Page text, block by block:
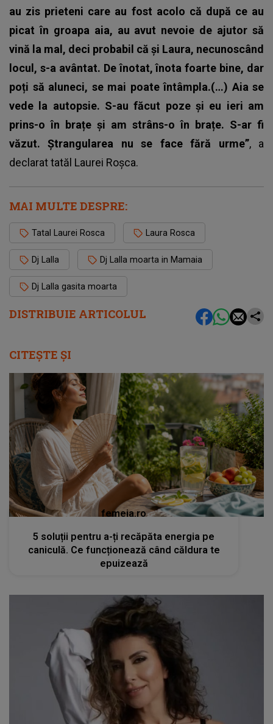
DISTRIBUIE ARTICOLUL
au zis prieteni care au fost acolo că după ce au
picat în groapa aia, au avut nevoie de ajutor să
vină la mal, deci probabil că și Laura, necunoscând
locul, s-a avântat. De înotat, înota foarte bine, dar
poți să aluneci, se mai poate întâmpla.(…) Aia se
vede la autopsie. S-au făcut poze și eu ieri am
prins-o în brațe și am strâns-o în brațe. S-ar fi
văzut. Ștrangularea nu se face fără urme”, a
declarattatăl Laurei Roșca.
MAI MULTE DESPRE:
Tatal Laurei Rosca Laura Rosca
Dj Lalla Dj Lalla moarta in Mamaia
Dj Lalla gasita moarta
CITEȘTE ȘI
femeia.ro
5 soluții pentru a-ți recăpăta energia pe
caniculă. Ce funcționează când căldura te
epuizează